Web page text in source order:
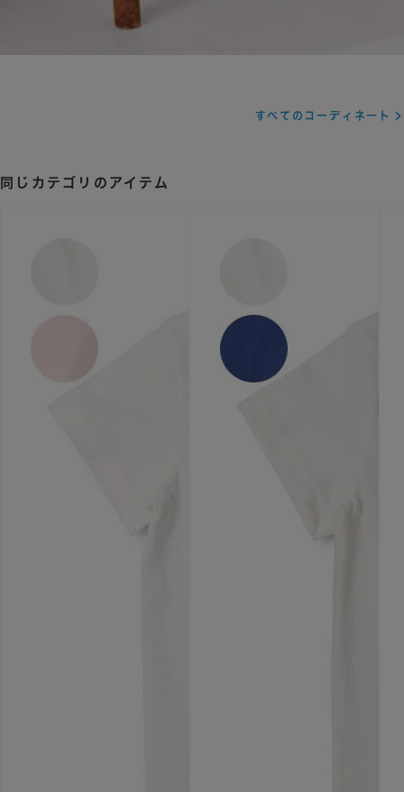
すべてのコーディネート
同じカテゴリのアイテム